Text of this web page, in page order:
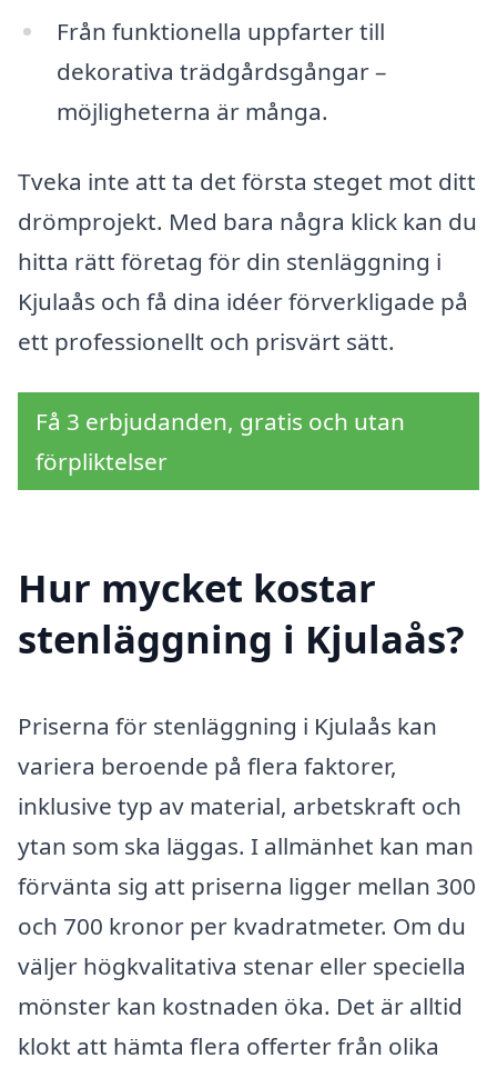
Från funktionella uppfarter till
dekorativa trädgårdsgångar –
möjligheterna är många.
Tveka inte att ta det första steget mot ditt
drömprojekt. Med bara några klick kan du
hitta rätt företag för din stenläggning i
Kjulaås och få dina idéer förverkligade på
ett professionellt och prisvärt sätt.
Få 3 erbjudanden, gratis och utan
förpliktelser
Hur mycket kostar
stenläggning i Kjulaås?
Priserna för stenläggning i Kjulaås kan
variera beroende på flera faktorer,
inklusive typ av material, arbetskraft och
ytan som ska läggas. I allmänhet kan man
förvänta sig att priserna ligger mellan 300
och 700 kronor per kvadratmeter. Om du
väljer högkvalitativa stenar eller speciella
mönster kan kostnaden öka. Det är alltid
klokt att hämta flera offerter från olika